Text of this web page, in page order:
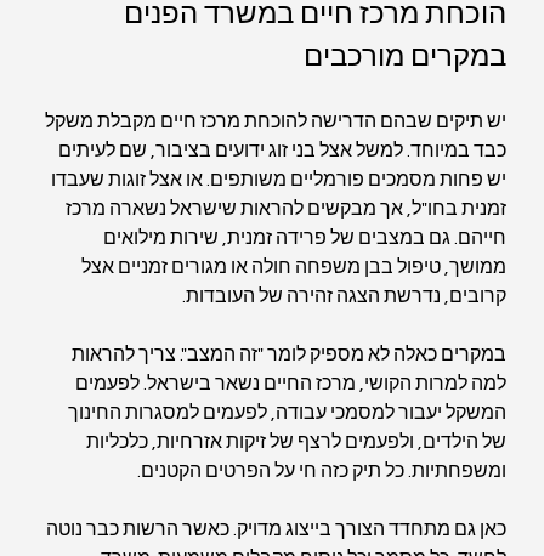
הוכחת מרכז חיים במשרד הפנים
במקרים מורכבים
יש תיקים שבהם הדרישה להוכחת מרכז חיים מקבלת משקל
כבד במיוחד. למשל אצל בני זוג ידועים בציבור, שם לעיתים
יש פחות מסמכים פורמליים משותפים. או אצל זוגות שעבדו
זמנית בחו"ל, אך מבקשים להראות שישראל נשארה מרכז
חייהם. גם במצבים של פרידה זמנית, שירות מילואים
ממושך, טיפול בבן משפחה חולה או מגורים זמניים אצל
קרובים, נדרשת הצגה זהירה של העובדות.
במקרים כאלה לא מספיק לומר "זה המצב". צריך להראות
למה למרות הקושי, מרכז החיים נשאר בישראל. לפעמים
המשקל יעבור למסמכי עבודה, לפעמים למסגרות החינוך
של הילדים, ולפעמים לרצף של זיקות אזרחיות, כלכליות
ומשפחתיות. כל תיק כזה חי על הפרטים הקטנים.
כאן גם מתחדד הצורך בייצוג מדויק. כאשר הרשות כבר נוטה